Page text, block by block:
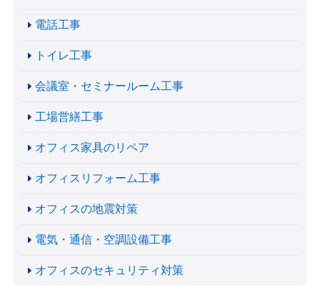
電話工事
トイレ工事
会議室・セミナールーム工事
工場営繕工事
オフィス家具のリペア
オフィスリフォーム工事
オフィスの地震対策
電気・通信・空調設備工事
オフィスのセキュリティ対策